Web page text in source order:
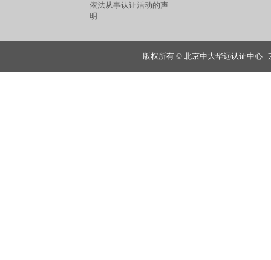
依法从事认证活动的声
明
版权所有 © 北京中大华远认证中心